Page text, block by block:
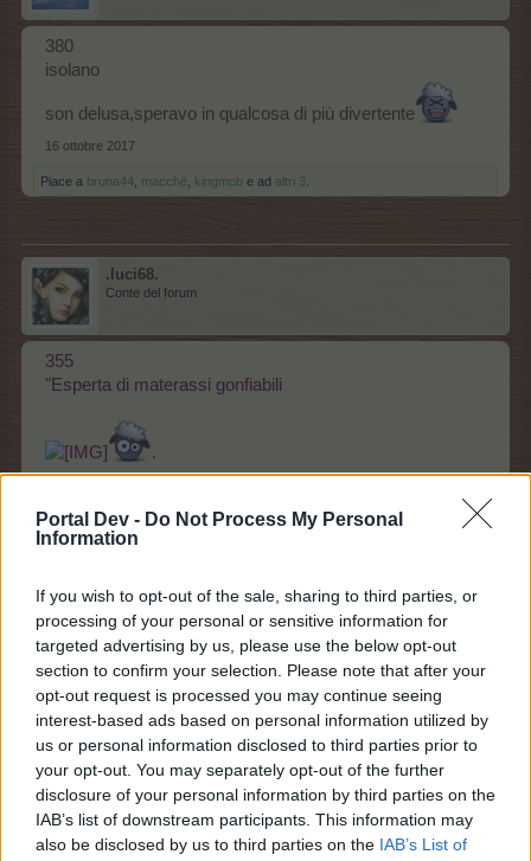
Portal Dev - Do Not Process My Personal
Information
If you wish to opt-out of the sale, sharing to third parties, or
processing of your personal or sensitive information for
targeted advertising by us, please use the below opt-out
section to confirm your selection. Please note that after your
opt-out request is processed you may continue seeing
interest-based ads based on personal information utilized by
us or personal information disclosed to third parties prior to
your opt-out. You may separately opt-out of the further
disclosure of your personal information by third parties on the
IAB’s list of downstream participants. This information may
also be disclosed by us to third parties on the IAB’s List of
380
isolano
son delusa,speravo in qualcosa di più divertente
16 ottobre 2017
Piace a bruna44 macchè kingmob e ad altri 3
.luci68.
Conte del forum
355
"Esperta di materassi gonfiabili
.
Piace a castellana BIGIETTO ,macchèe adaltri 5.
fragolina68
Commissario del forum
Livello 333: profeta della tundra
17 ottobre 2017
Piace a kingmob siegfried1953 e ad altri 3